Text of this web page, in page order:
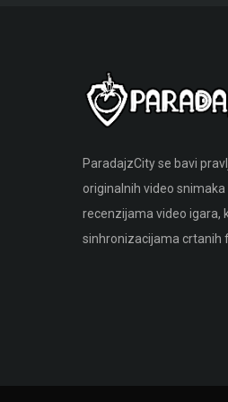
ParadajzCity se bavi
originalnih video
recenzijama video igara,
sinhronizacijama crtanih
vam pružili
Bioskopska
Spasić doživeo je